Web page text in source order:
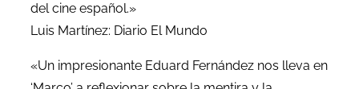
del cine español.»
Luis Martínez: Diario El Mundo
«Un impresionante Eduard Fernández nos lleva en